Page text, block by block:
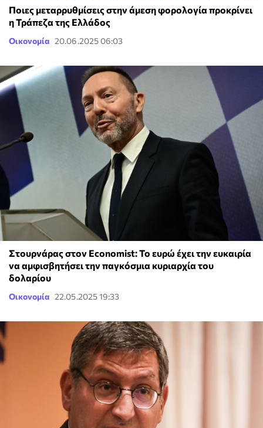
Ποιες μεταρρυθμίσεις στην άμεση φορολογία προκρίνει
η Τράπεζα της Ελλάδος
Οικονομία 20.06.2025 06:03
Στουρνάρας στον Economist: Το ευρώ έχει την ευκαιρία
να αμφισβητήσει την παγκόσμια κυριαρχία του
δολαρίου
Οικονομία 22.05.2025 19:33